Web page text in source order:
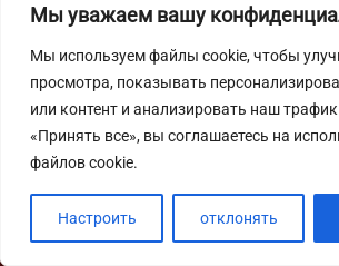
Мы уважаем вашу
Мы используем файлы cookie, чтобы
просмотра, показывать
или контент и анализировать наш
«Принять все», вы соглашаетесь на
файлов cookie.
Настроить отклонять
Школа Мастера Ши
YouTube